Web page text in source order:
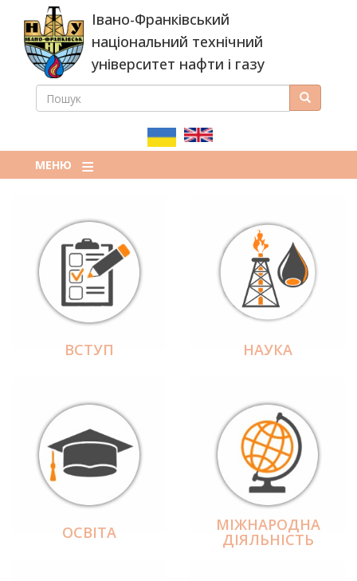
основного
вмісту
Івано-Франківський
національний технічний
університет нафти і газу
ПОШУКОВА
ПОШУК Пошук
МЕНЮ
ВСТУП НАУКА
ОСВІТА МІЖНАРОДНА
ДІЯЛЬНІCТЬ